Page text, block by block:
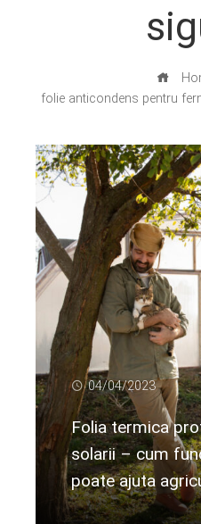
folie anticondens pentru
04/04/2023
Folia termica
solarii – cum
poate ajuta
Citeste mai departe...